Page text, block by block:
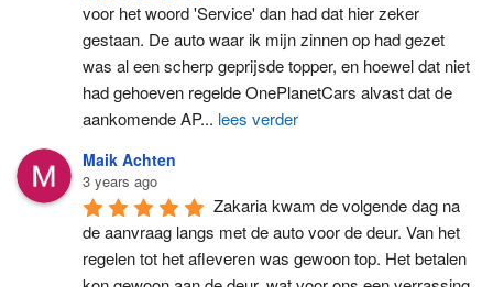
voor het woord 'Service' dan had dat hier zeker
gestaan. De auto waar ik mijn zinnen op had gezet
was al een scherp geprijsde topper, en hoewel dat niet
had gehoeven regelde OnePlanetCars alvast dat de
aankomende AP... lees verder
Maik Achten
3 years ago
Zakaria kwam de volgende dag na
de aanvraag langs met de auto voor de deur. Van het
regelen tot het afleveren was gewoon top. Het betalen